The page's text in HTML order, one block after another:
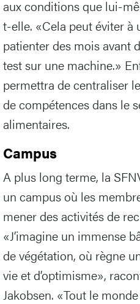
aux conditions que lui-
t-elle. «Cela peut éviter
patienter des mois avant
test sur une machine.»
permettra de centraliser
de compétences dans le
alimentaires.
Campus
A plus long terme, la
un campus où les
mener des activités de
«J’imagine un immense
de végétation, où règne
vie et d’optimisme»,
Jakobsen. «Tout le